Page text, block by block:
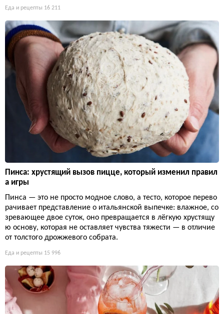
Еда и рецепты 16 211
Пинса: хрустящий вызов пицце, который изменил правил
а игры
Пинса — это не просто модное слово, а тесто, которое перево
рачивает представление о итальянской выпечке: влажное, со
зревающее двое суток, оно превращается в лёгкую хрустящу
ю основу, которая не оставляет чувства тяжести — в отличие
от толстого дрожжевого собрата.
Еда и рецепты 15 996